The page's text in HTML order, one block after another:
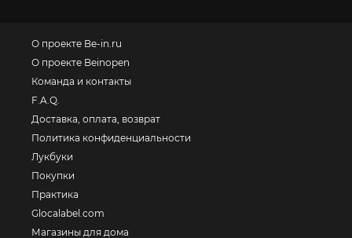
О проекте Be-in.ru
О проекте Beinopen
Команда и контакты
F.A.Q.
Доставка, оплата, возврат
Политика конфиденциальности
Лукбуки
Покупки
Практика
Glocalabel.com
Магазины для дома